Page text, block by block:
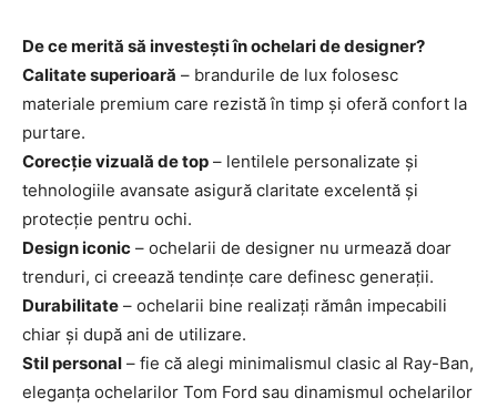
De ce merită să investești în ochelari de designer?
Calitate superioară – brandurile de lux folosesc
materiale premium care rezistă în timp și oferă confort la
purtare.
Corecție vizuală de top – lentilele personalizate și
tehnologiile avansate asigură claritate excelentă și
protecție pentru ochi.
Design iconic – ochelarii de designer nu urmează doar
trenduri, ci creează tendințe care definesc generații.
Durabilitate – ochelarii bine realizați rămân impecabili
chiar și după ani de utilizare.
Stil personal – fie că alegi minimalismul clasic al Ray-Ban,
eleganța ochelarilor Tom Ford sau dinamismul ochelarilor